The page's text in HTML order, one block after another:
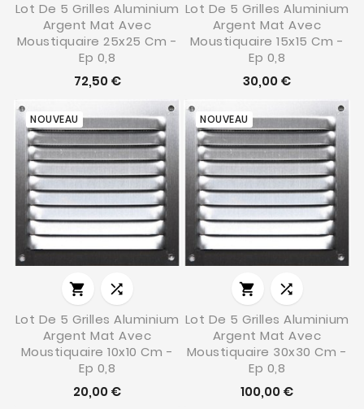
Lot De 5 Grilles Aluminium
Argent Mat Avec
Moustiquaire 25x25 Cm -
Ep 0,8
72,50 €
Lot De 5 Grilles Aluminium
Argent Mat Avec
Moustiquaire 15x15 Cm -
Ep 0,8
30,00 €
NOUVEAU


Lot De 5 Grilles Aluminium
Argent Mat Avec
Moustiquaire 10x10 Cm -
Ep 0,8
20,00 €
NOUVEAU


Lot De 5 Grilles Aluminium
Argent Mat Avec
Moustiquaire 30x30 Cm -
Ep 0,8
100,00 €